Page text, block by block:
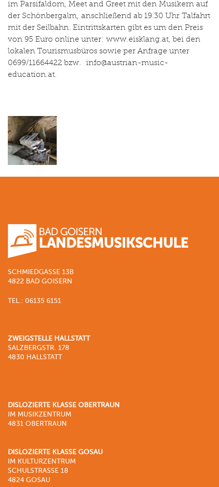
im Parsifaldom, Meet and Greet mit den Musikern auf
der Schönbergalm, anschließend ab 19.30 Uhr Talfahrt
mit der Seilbahn. Eintrittskarten gibt es um den Preis
von 95 Euro online unter: www.eisklang.at, bei den
lokalen Tourismusbüros sowie per Anfrage unter
0699/11664422 bzw. info@austrian-music-
education.at.
SCHMIEDGASSE 13B
4822 BAD GOISERN
TEL.: 06135 6151
ZWEIGSTELLE HALLSTATT
SALZBERGSTR. 178
4830 HALLSTATT
DISLOZIERTE KLASSE OBERTRAUN
IM MUSIKZENTRUM
4831 OBERTRAUN
DISLOZIERTE KLASSE GOSAU
IM KULTURZENTRUM
SCHULSTRASSE 18
4824 GOSAU